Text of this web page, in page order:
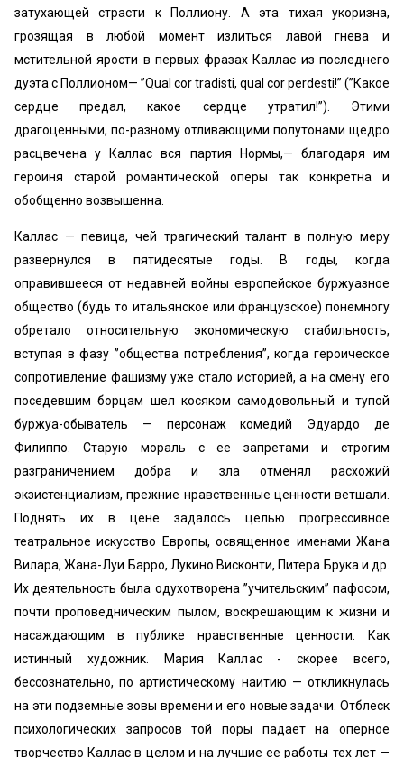
затухающей страсти к Поллиону. А эта тихая укоризна,
грозящая в любой момент излиться лавой гнева и
мстительной ярости в первых фразах Каллас из последнего
дуэта с Поллионом— ”Qual cor tradisti, qual cor perdesti!” (’’Какое
сердце предал, какое сердце утратил!”). Этими
драгоценными, по-разному отливающими полутонами щедро
расцвечена у Каллас вся партия Нормы,— благодаря им
героиня старой романтической оперы так конкретна и
обобщенно возвышенна.
Каллас — певица, чей трагический талант в полную меру
развернулся в пятидесятые годы. В годы, когда
оправившееся от недавней войны европейское буржуазное
общество (будь то итальянское или французское) понемногу
обретало относительную экономическую стабильность,
вступая в фазу ’’общества потребления”, когда героическое
сопротивление фашизму уже стало историей, а на смену его
поседевшим борцам шел косяком самодовольный и тупой
буржуа-обыватель — персонаж комедий Эдуардо де
Филиппо. Старую мораль с ее запретами и строгим
разграничением добра и зла отменял расхожий
экзистенциализм, прежние нравственные ценности ветшали.
Поднять их в цене задалось целью прогрессивное
театральное искусство Европы, освященное именами Жана
Вилара, Жана-Луи Барро, Лукино Висконти, Питера Брука и др.
Их деятельность была одухотворена ’’учительским” пафосом,
почти проповедническим пылом, воскрешающим к жизни и
насаждающим в публике нравственные ценности. Как
истинный художник. Мария Каллас - скорее всего,
бессознательно, по артистическому наитию — откликнулась
на эти подземные зовы времени и его новые задачи. Отблеск
психологических запросов той поры падает на оперное
творчество Каллас в целом и на лучшие ее работы тех лет —